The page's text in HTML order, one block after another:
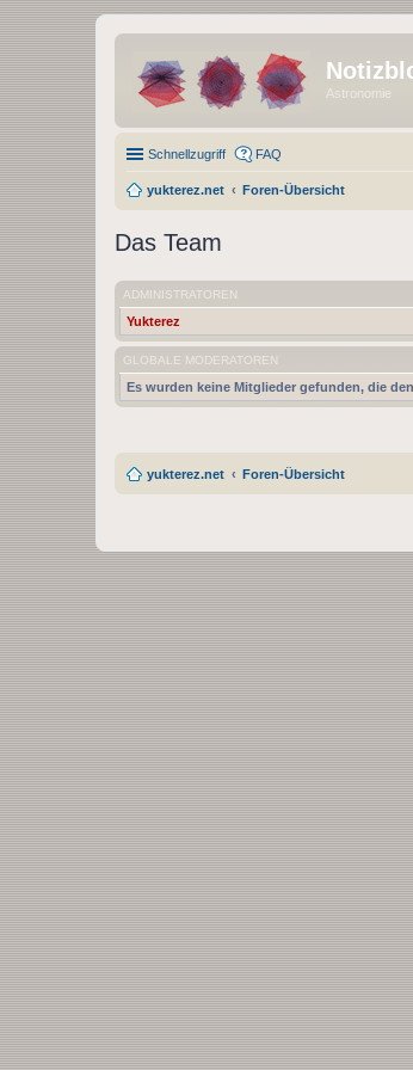
Astronomie
Schnellzugriff FAQ
yukterez.net Foren-Übersicht
Das Team
ADMINISTRATOREN
Yukterez
GLOBALE MODERATOREN
Es wurden keine Mitglieder gefunden, die
yukterez.net Foren-Übersicht